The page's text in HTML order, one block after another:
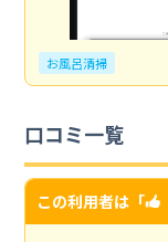
お風呂清掃
口コミ一覧
この利用者は「